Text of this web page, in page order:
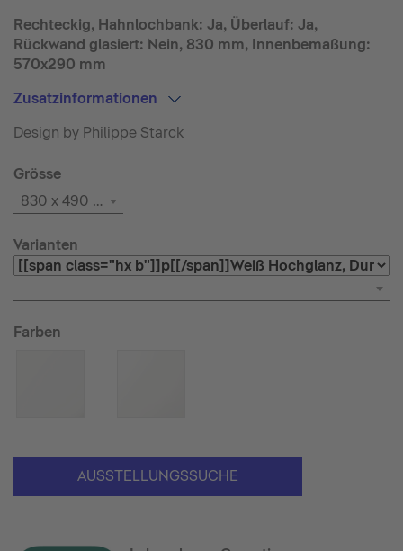
Rechteckig, Hahnlochbank: Ja, Überlauf: Ja,
Rückwand glasiert: Nein, 830 mm, Innenbemaßung:
570x290 mm
Zusatzinformationen
Design by Philippe Starck
Grösse
830 x 490 mm
Varianten
Farben
AUSSTELLUNGSSUCHE